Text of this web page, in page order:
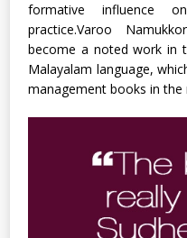
formative influence
practice.Varoo
become a noted work in
Malayalam language,
management books in the